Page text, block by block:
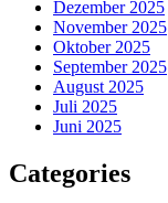
Dezember 2025
November 2025
Oktober 2025
September 2025
August 2025
Juli 2025
Juni 2025
Categories